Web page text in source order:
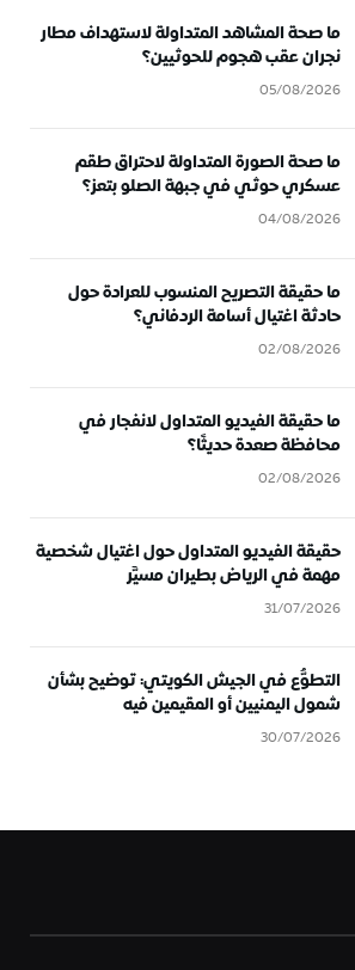
ما صحة المشاهد المتداولة لاستهداف مطار
نجران عقب هجوم للحوثيين؟
05/08/2026
ما صحة الصورة المتداولة لاحتراق طقم
عسكري حوثي في جبهة الصلو بتعز؟
04/08/2026
ما حقيقة التصريح المنسوب للعرادة حول
حادثة اغتيال أسامة الردفاني؟
02/08/2026
ما حقيقة الفيديو المتداول لانفجار في
محافظة صعدة حديثًا؟
02/08/2026
حقيقة الفيديو المتداول حول اغتيال شخصية
مهمة في الرياض بطيران مسيَّر
31/07/2026
التطوُّع في الجيش الكويتي: توضيح بشأن
شمول اليمنيين أو المقيمين فيه
30/07/2026